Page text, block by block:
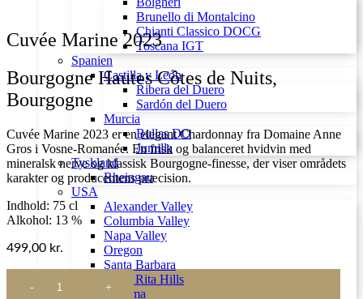
Brunello di Montalcino
Chianti Classico DOCG
Toscana IGT
Spanien
Castilla y León
Ribera del Duero
Sardón del Duero
Murcia
Bullas DO
Jumilla
Tyskland
Rheingau
USA
Alexander Valley
Columbia Valley
Napa Valley
Oregon
Santa Barbara
Santa Rita Hills
Sonoma
Cuvée Marine 2023
Bourgogne Hautes Côtes de Nuits,
Bourgogne
Cuvée Marine 2023 er en elegant Chardonnay fra Domaine Anne
Gros i Vosne-Romanée. En frisk og balanceret hvidvin med
mineralsk nerve og klassisk Bourgogne-finesse, der viser områdets
karakter og producentens præcision.
Indhold: 75 cl
Alkohol: 13 %
499,00 kr.
Marine